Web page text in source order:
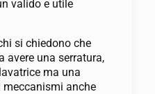
valido e utile
si chiedono che
avere una serratura,
ma una
meccanismi anche